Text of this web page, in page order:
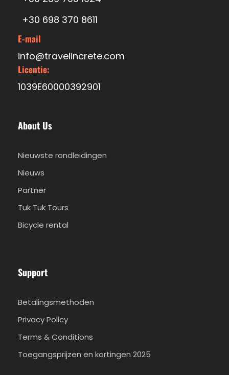
+30 698 370 8611
E-mail
info@travelincrete.com
Licentie:
1039E60000392901
About Us
Nieuwste rondleidingen
Nieuws
Partner
Tuk Tuk Tours
Bicycle rental
Support
Betalingsmethoden
Privacy Policy
Terms & Conditions
Toegangsprijzen en kortingen 2025